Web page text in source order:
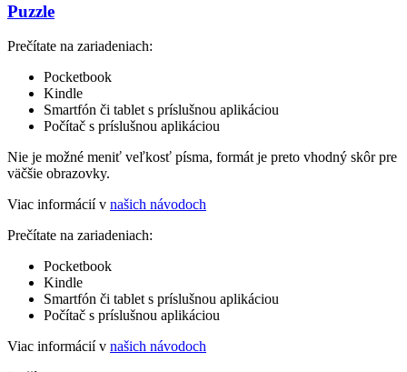
Puzzle
Prečítate na zariadeniach:
Pocketbook
Kindle
Smartfón či tablet s príslušnou aplikáciou
Počítač s príslušnou aplikáciou
Nie je možné meniť veľkosť písma, formát je preto vhodný skôr pre
väčšie obrazovky.
Viac informácií v našich návodoch
Prečítate na zariadeniach:
Pocketbook
Kindle
Smartfón či tablet s príslušnou aplikáciou
Počítač s príslušnou aplikáciou
Viac informácií v našich návodoch